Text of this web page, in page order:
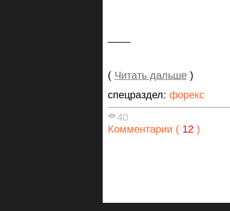
( Читать дальше )
спецраздел: форекс
40
Комментарии ( 12 )